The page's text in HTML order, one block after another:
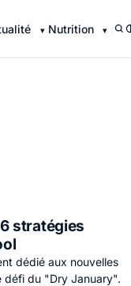
Nutrition /
stratégies
dédié aux nouvelles
défi du "Dry January".